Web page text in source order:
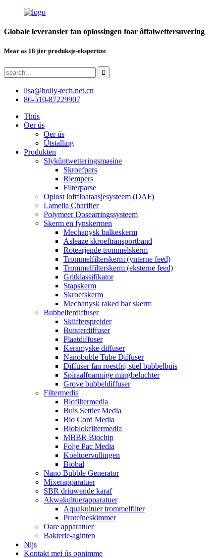
Globale leveransier fan oplossingen foar ôffalwettersuvering
Mear as 18 jier produksje-ekspertize
lisa@holly-tech.net.cn
86-510-87229907
Thús
Oer ús
Oer ús
Útstalling
Produkten
Slykûntwetteringsmasine
Skroefpers
Riempers
Filterparse
Oplost loftfloataasjesysteem (DAF)
Lamella Charifier
Polymeer Dosearringssysteem
Skerm en fynskermen
Mechanysk balkeskerm
Asleaze skroeftransportband
Rotearjende trommelskerm
Trommelfilterskerm (ynterne feed)
Trommelfilterskerm (eksterne feed)
Gritklassifikator
Stapskerm
Skroefskerm
Mechanysk raked bar skerm
Bubbelferdiffuser
Skiifferspreider
Buisferdiffuser
Plaatdiffuser
Keramyske diffuser
Nanobuble Tube Diffuser
Diffuser fan roestfrij stiel bubbelbuis
Spiraalfoarmige mingbeluchter
Grove bubbeldiffuser
Filtermedia
Biofiltermedia
Buis Settler Media
Bio Cord Media
Bioblokfiltermedia
MBBR Biochip
Folje Pac Media
Koeltoervullingen
Biobal
Nano Bubble Generator
Mixerapparatuer
SBR driuwende karaf
Akwakultuerapparatuer
Aquakultuer trommelfilter
Proteïneskimmer
Oare apparatuer
Bakterie-aginten
Nijs
Kontakt mei ús opnimme